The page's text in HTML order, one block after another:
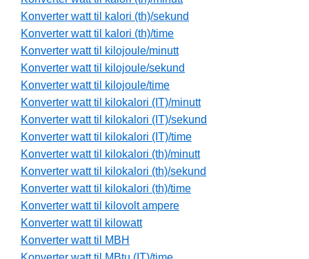
Konverter watt til kalori (th)/sekund
Konverter watt til kalori (th)/time
Konverter watt til kilojoule/minutt
Konverter watt til kilojoule/sekund
Konverter watt til kilojoule/time
Konverter watt til kilokalori (IT)/minutt
Konverter watt til kilokalori (IT)/sekund
Konverter watt til kilokalori (IT)/time
Konverter watt til kilokalori (th)/minutt
Konverter watt til kilokalori (th)/sekund
Konverter watt til kilokalori (th)/time
Konverter watt til kilovolt ampere
Konverter watt til kilowatt
Konverter watt til MBH